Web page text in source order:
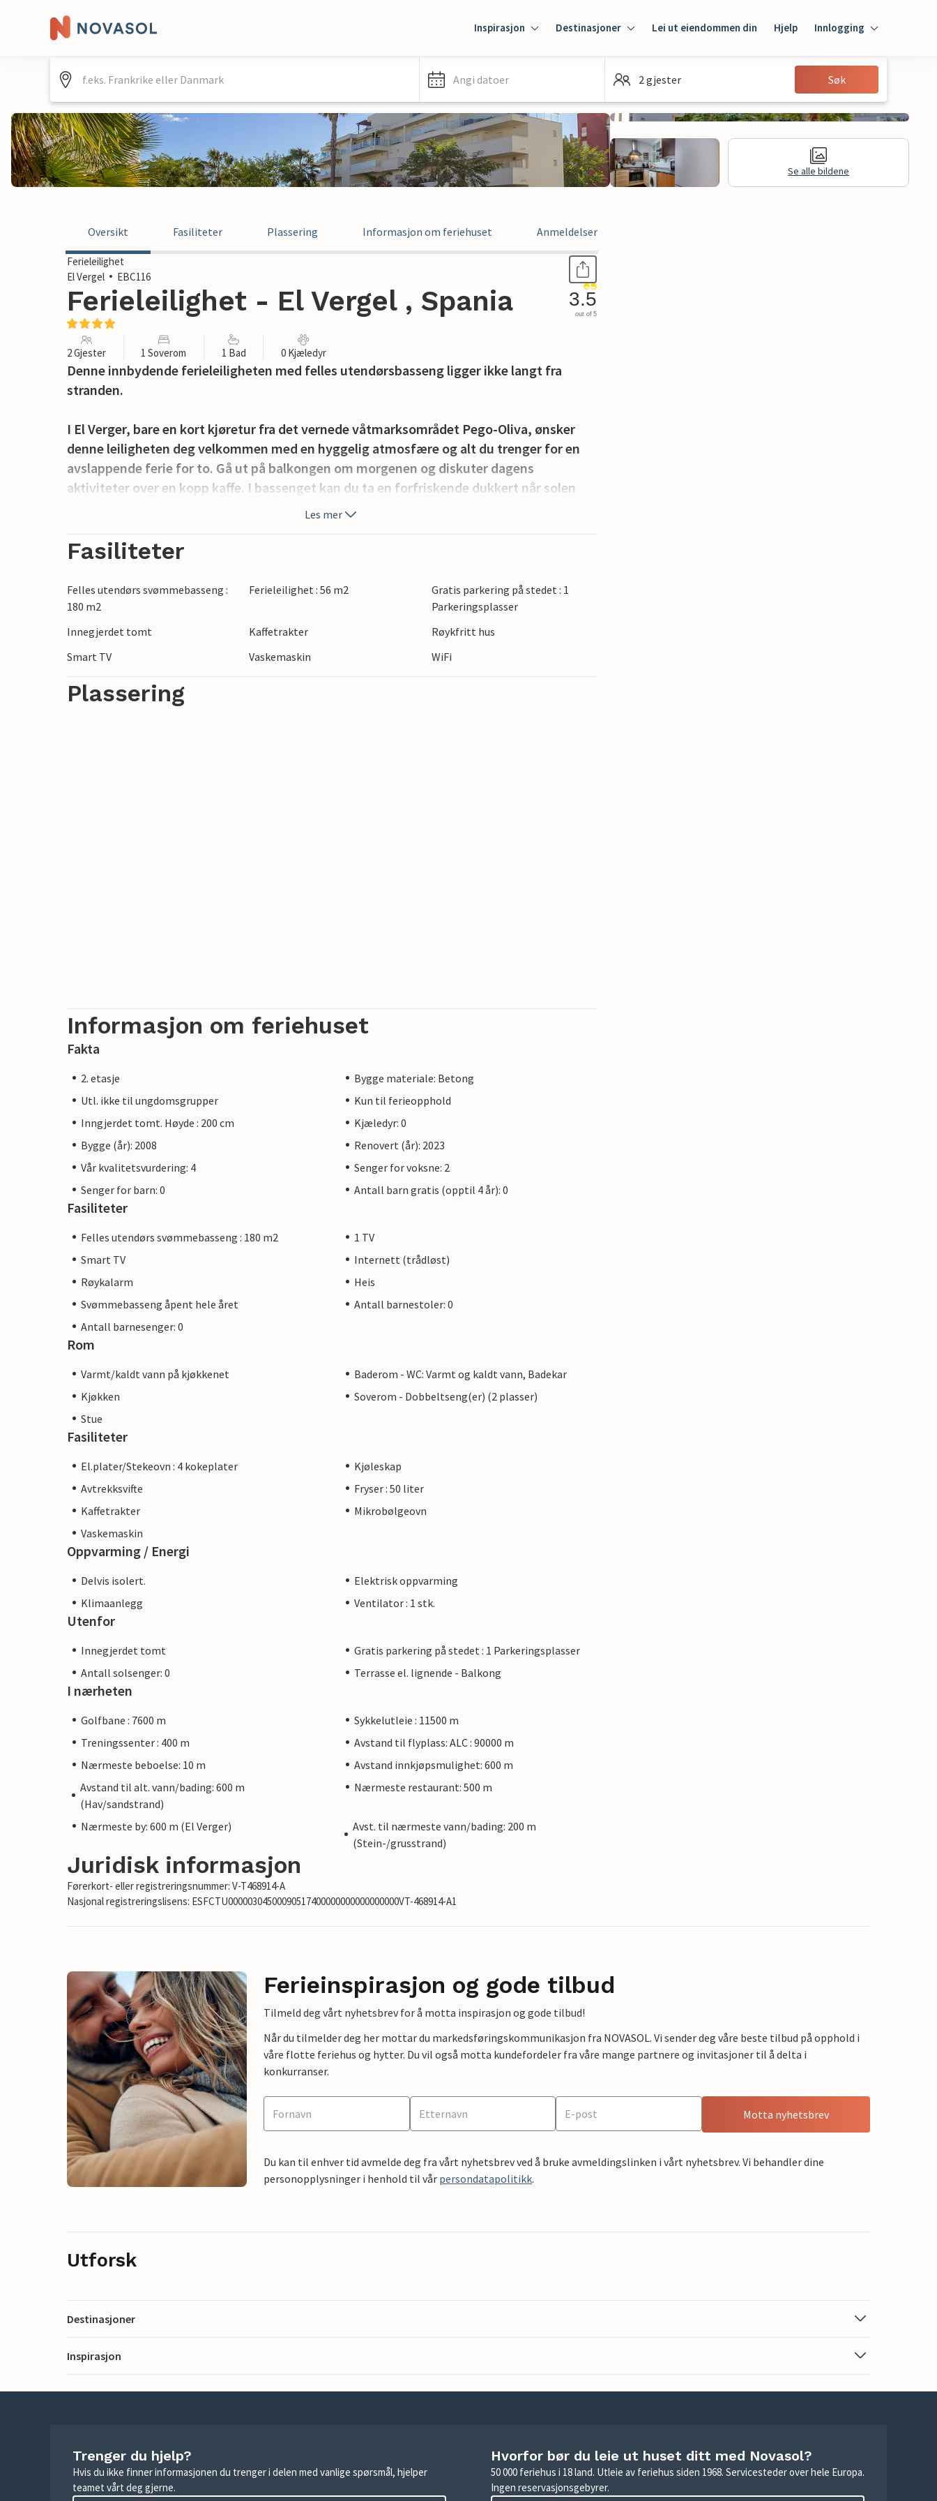
Inspirasjon Destinasjoner Lei ut eiendommen din Hjelp Innlogging
Innlogging
Gjest
Angi datoer 2 gjester Søk
Se alle bildene
Oversikt Fasiliteter Plassering Informasjon om feriehuset Anmeldelser
Ferieleilighet
El Vergel
EBC116
Ferieleilighet - El Vergel , Spania 3.5
out of 5
2 Gjester 1 Soverom 1 Bad 0 Kjæledyr
Denne innbydende ferieleiligheten med felles utendørsbasseng ligger ikke langt fra
stranden.
I El Verger, bare en kort kjøretur fra det vernede våtmarksområdet Pego-Oliva, ønsker
denne leiligheten deg velkommen med en hyggelig atmosfære og alt du trenger for en
avslappende ferie for to. Gå ut på balkongen om morgenen og diskuter dagens
aktiviteter over en kopp kaffe. I bassenget kan du ta en forfriskende dukkert når solen
El Verger ligger i Marina Alta, som er kjent for sine vakre appelsinlunder, pittoreske fjell
våtmarksområdet Pego-Oliva, som er en magnet for turgåere og fuglekikkere. Den vakre
grotten Cova del Rull og Barranc de l'Infern, en imponerende kløft med bratte fjellvegger,
er noen av attraksjonene i La Vall d'Ebo. Naturparken Montgó er også et populært mål
for fjellvandrere.
Les mer
Fasiliteter
Felles utendørs svømmebasseng :
180 m2
Ferieleilighet : 56 m2
Gratis parkering på stedet : 1
Parkeringsplasser
Innegjerdet tomt
Kaffetrakter
Røykfritt hus
Smart TV
Vaskemaskin WiFi
Plassering
Informasjon om feriehuset
Fakta
2. etasje
Bygge materiale: Betong
Utl. ikke til ungdomsgrupper
Kun til ferieopphold
Inngjerdet tomt. Høyde : 200 cm
Kjæledyr: 0
Bygge (år): 2008
Renovert (år): 2023
Vår kvalitetsvurdering: 4
Senger for voksne: 2
Senger for barn: 0
Antall barn gratis (opptil 4 år): 0
Fasiliteter
Felles utendørs svømmebasseng : 180 m2
1 TV
Smart TV
Internett (trådløst)
Røykalarm
Heis
Svømmebasseng åpent hele året
Antall barnestoler: 0
Antall barnesenger: 0
Rom
Varmt/kaldt vann på kjøkkenet
Baderom - WC: Varmt og kaldt vann, Badekar
Kjøkken
Soverom - Dobbeltseng(er) (2 plasser)
Stue
Fasiliteter
El.plater/Stekeovn : 4 kokeplater
Kjøleskap
Avtrekksvifte
Fryser : 50 liter
Kaffetrakter
Mikrobølgeovn
Vaskemaskin
Oppvarming / Energi
Delvis isolert.
Elektrisk oppvarming
Klimaanlegg
Ventilator : 1 stk.
Utenfor
Innegjerdet tomt
Gratis parkering på stedet : 1 Parkeringsplasser
Antall solsenger: 0
Terrasse el. lignende - Balkong
I nærheten
Golfbane : 7600 m
Sykkelutleie : 11500 m
Treningssenter : 400 m
Avstand til flyplass: ALC : 90000 m
Nærmeste beboelse: 10 m
Avstand innkjøpsmulighet: 600 m
Avstand til alt. vann/bading: 600 m
(Hav/sandstrand)
Nærmeste restaurant: 500 m
Nærmeste by: 600 m (El Verger)
Avst. til nærmeste vann/bading: 200 m
(Stein-/grusstrand)
Juridisk informasjon
Førerkort- eller registreringsnummer: V-T468914-A
Nasjonal registreringslisens: ESFCTU00000304500090517400000000000000000VT-468914-A1
Ferieinspirasjon og gode tilbud
Tilmeld deg vårt nyhetsbrev for å motta inspirasjon og gode tilbud!
Når du tilmelder deg her mottar du markedsføringskommunikasjon fra NOVASOL. Vi sender deg våre beste tilbud på opphold i
våre flotte feriehus og hytter. Du vil også motta kundefordeler fra våre mange partnere og invitasjoner til å delta i
konkurranser.
Motta nyhetsbrev
Du kan til enhver tid avmelde deg fra vårt nyhetsbrev ved å bruke avmeldingslinken i vårt nyhetsbrev. Vi behandler dine
personopplysninger i henhold til vår persondatapolitikk.
Utforsk
Destinasjoner
Inspirasjon
Trenger du hjelp?
Hvis du ikke finner informasjonen du trenger i delen med vanlige spørsmål, hjelper
teamet vårt deg gjerne.
Hvorfor bør du leie ut huset ditt med Novasol?
50 000 feriehus i 18 land. Utleie av feriehus siden 1968. Servicesteder over hele Europa.
Ingen reservasjonsgebyrer.